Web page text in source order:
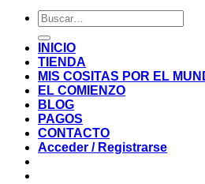
Buscar
por:
INICIO
TIENDA
MIS COSITAS POR EL
EL COMIENZO
BLOG
PAGOS
CONTACTO
Acceder / Registrarse